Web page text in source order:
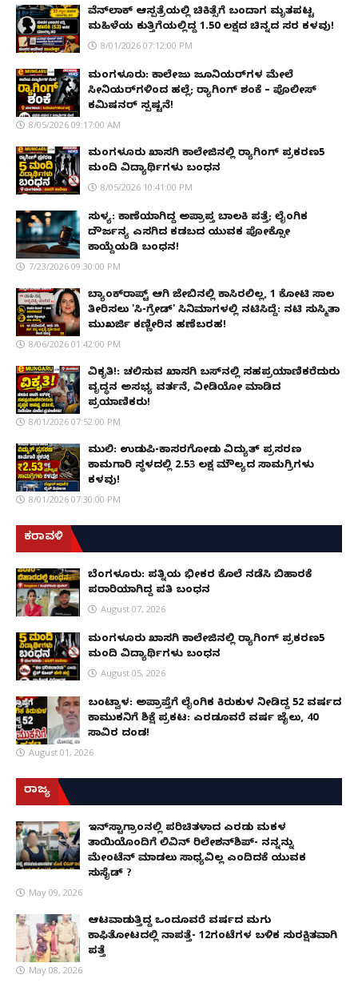
ವೆನ್‌ಲಾಕ್ ಆಸ್ಪತ್ರೆಯಲ್ಲಿ ಚಿಕಿತ್ಸೆಗೆ ಬಂದಾಗ ಮೃತಪಟ್ಟ
ಮಹಿಳೆಯ ಕುತ್ತಿಗೆಯಲ್ಲಿದ್ದ ₹1.50 ಲಕ್ಷದ ಚಿನ್ನದ ಸರ ಕಳವು!
8/01/2026 07:12:00 PM
ಮಂಗಳೂರು: ಕಾಲೇಜು ಜೂನಿಯರ್‌ಗಳ ಮೇಲೆ
ಸೀನಿಯರ್‌ಗಳಿಂದ ಹಲ್ಲೆ; ರ‌್ಯಾಗಿಂಗ್ ಶಂಕೆ – ಪೊಲೀಸ್
ಕಮಿಷನರ್ ಸ್ಪಷ್ಟನೆ!
8/05/2026 09:17:00 AM
ಮಂಗಳೂರು ಖಾಸಗಿ ಕಾಲೇಜಿನಲ್ಲಿ ರ‌್ಯಾಗಿಂಗ್ ಪ್ರಕರಣ5
ಮಂದಿ ವಿದ್ಯಾರ್ಥಿಗಳು ಬಂಧನ
8/05/2026 10:41:00 PM
ಸುಳ್ಯ: ಕಾಣೆಯಾಗಿದ್ದ ಅಪ್ರಾಪ್ತ ಬಾಲಕಿ ಪತ್ತೆ; ಲೈಂಗಿಕ
ದೌರ್ಜನ್ಯ ಎಸಗಿದ ಕಡಬದ ಯುವಕ ಪೋಕ್ಸೋ
ಕಾಯ್ದೆಯಡಿ ಬಂಧನ!
7/23/2026 09:30:00 PM
ಬ್ಯಾಂಕ್‌ರಾಪ್ಟ್‌ ಆಗಿ ಜೇಬಿನಲ್ಲಿ ಕಾಸಿರಲಿಲ್ಲ, ₹1 ಕೋಟಿ ಸಾಲ
ತೀರಿಸಲು 'ಸಿ-ಗ್ರೇಡ್' ಸಿನಿಮಾಗಳಲ್ಲಿ ನಟಿಸಿದ್ದೆ: ನಟಿ ಸುಸ್ಮಿತಾ
ಮುಖರ್ಜಿ ಕಣ್ಣೀರಿನ ಹಣೆಬರಹ!
8/06/2026 01:42:00 PM
ವಿಕೃತಿ!: ಚಲಿಸುವ ಖಾಸಗಿ ಬಸ್‌ನಲ್ಲಿ ಸಹಪ್ರಯಾಣಿಕರೆದುರು
ವೃದ್ಧನ ಅಸಭ್ಯ ವರ್ತನೆ, ವೀಡಿಯೋ ಮಾಡಿದ
ಪ್ರಯಾಣಿಕರು!
8/01/2026 07:52:00 PM
ಮುಲ್ಕಿ: ಉಡುಪಿ-ಕಾಸರಗೋಡು ವಿದ್ಯುತ್ ಪ್ರಸರಣ
ಕಾಮಗಾರಿ ಸ್ಥಳದಲ್ಲಿ ₹2.53 ಲಕ್ಷ ಮೌಲ್ಯದ ಸಾಮಗ್ರಿಗಳು
ಕಳವು!
8/01/2026 07:30:00 PM
ಕರಾವಳಿ
ಬೆಂಗಳೂರು: ಪತ್ನಿಯ ಭೀಕರ ಕೊಲೆ ನಡೆಸಿ ಬಿಹಾರಕ್ಕೆ
ಪರಾರಿಯಾಗಿದ್ದ ಪತಿ ಬಂಧನ
August 07, 2026
ಮಂಗಳೂರು ಖಾಸಗಿ ಕಾಲೇಜಿನಲ್ಲಿ ರ‌್ಯಾಗಿಂಗ್ ಪ್ರಕರಣ5
ಮಂದಿ ವಿದ್ಯಾರ್ಥಿಗಳು ಬಂಧನ
August 05, 2026
ಬಂಟ್ವಾಳ: ಅಪ್ರಾಪ್ತೆಗೆ ಲೈಂಗಿಕ ಕಿರುಕುಳ ನೀಡಿದ್ದ 52 ವರ್ಷದ
ಕಾಮುಕನಿಗೆ ಶಿಕ್ಷೆ ಪ್ರಕಟ: ಎರಡೂವರೆ ವರ್ಷ ಜೈಲು, ₹40
ಸಾವಿರ ದಂಡ!
August 01, 2026
ರಾಜ್ಯ
ಇನ್​ಸ್ಟಾಗ್ರಾಂನಲ್ಲಿ ಪರಿಚಿತಳಾದ ಎರಡು ಮಕ್ಕಳ
ತಾಯಿಯೊಂದಿಗೆ ಲಿವಿನ್ ರಿಲೇಶನ್​ಶಿಪ್- ನನ್ನನ್ನು
ಮೇಂಟೆನ್ ಮಾಡಲು ಸಾಧ್ಯವಿಲ್ಲ ಎಂದಿದಕ್ಕೆ ಯುವಕ
ಸುಸೈಡ್ ?
May 09, 2026
ಆಟವಾಡುತ್ತಿದ್ದ ಒಂದೂವರೆ ವರ್ಷದ ಮಗು
ಕಾಫಿತೋಟದಲ್ಲಿ ನಾಪತ್ತೆ- 12ಗಂಟೆಗಳ ಬಳಿಕ ಸುರಕ್ಷಿತವಾಗಿ
ಪತ್ತೆ
May 08, 2026